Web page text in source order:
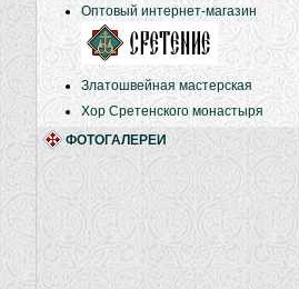
Оптовый интернет-магазин
Златошвейная мастерская
Хор Сретенского монастыря
ФОТОГАЛЕРЕИ